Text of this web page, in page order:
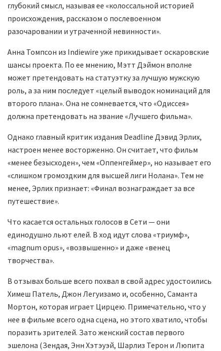
глубокий смысл, называя ее «колоссальной историей
происхождения, рассказом о послевоенном
разочаровании и утраченной невинности».
Анна Томпсон из Indiewire уже прикидывает оскаровские
шансы проекта. По ее мнению, Мэтт Дэймон вполне
может претендовать на статуэтку за лучшую мужскую
роль, а за ним последует «целый выводок номинаций для
второго плана». Она не сомневается, что «Одиссея»
должна претендовать на звание «Лучшего фильма».
Однако главный критик издания Deadline Дэвид Эрлих,
настроен менее восторженно. Он считает, что фильм
«менее безысходен», чем «Оппенгеймер», но называет его
«слишком громоздким для высшей лиги Нолана». Тем не
менее, Эрлих признает: «Финал вознаграждает за все
путешествие».
Что касается остальных голосов в Сети — они
единодушно льют елей. В ход идут слова «триумф»,
«magnum opus», «возвышенно» и даже «венец
творчества».
В отзывах больше всего похвал в свой адрес удостоились
Химеш Патель, Джон Легуизамо и, особенно, Саманта
Мортон, которая играет Цирцею. Примечательно, что у
нее в фильме всего одна сцена, но этого хватило, чтобы
поразить зрителей. Зато женский состав первого
эшелона (Зендая, Энн Хэтэуэй, Шарлиз Терон и Люпита